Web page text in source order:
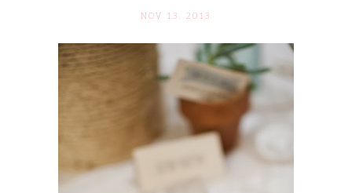
NOV 13. 2013